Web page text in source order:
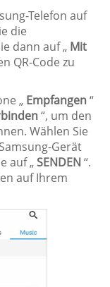
Telefon auf
die
dann auf „ Mit
QR-Code zu
„ Empfangen“
“, um den
Wählen Sie
Gerät
auf „SENDEN“.
auf Ihrem